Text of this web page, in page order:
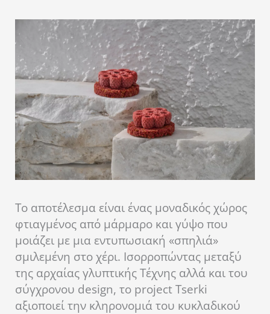
Το αποτέλεσμα είναι ένας μοναδικός χώρος
φτιαγμένος από μάρμαρο και γύψο που
μοιάζει με μια εντυπωσιακή «σπηλιά»
σμιλεμένη στο χέρι. Ισορροπώντας μεταξύ
της αρχαίας γλυπτικής Τέχνης αλλά και του
σύγχρονου design, το project Tserki
αξιοποιεί την κληρονομιά του κυκλαδικού